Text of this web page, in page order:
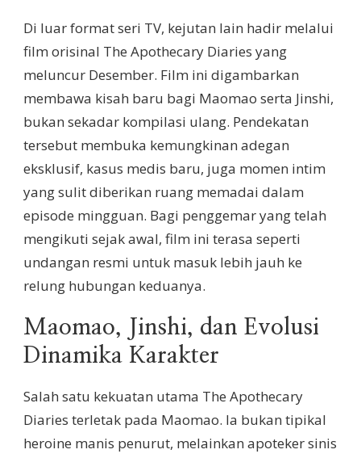
Di luar format seri TV, kejutan lain hadir melalui
film orisinal The Apothecary Diaries yang
meluncur Desember. Film ini digambarkan
membawa kisah baru bagi Maomao serta Jinshi,
bukan sekadar kompilasi ulang. Pendekatan
tersebut membuka kemungkinan adegan
eksklusif, kasus medis baru, juga momen intim
yang sulit diberikan ruang memadai dalam
episode mingguan. Bagi penggemar yang telah
mengikuti sejak awal, film ini terasa seperti
undangan resmi untuk masuk lebih jauh ke
relung hubungan keduanya.
Maomao, Jinshi, dan Evolusi
Dinamika Karakter
Salah satu kekuatan utama The Apothecary
Diaries terletak pada Maomao. Ia bukan tipikal
heroine manis penurut, melainkan apoteker sinis